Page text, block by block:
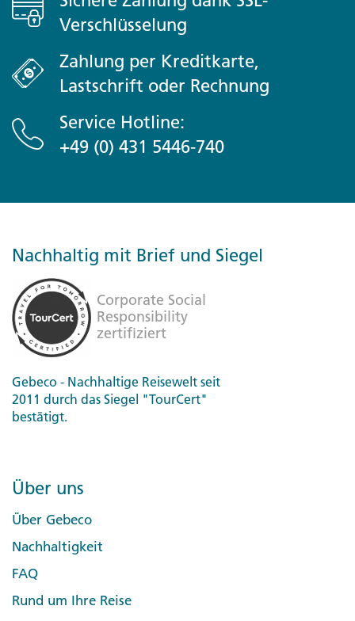
Verschlüsselung
Zahlung per Kreditkarte,
Lastschrift oder Rechnung
Service Hotline:
+49 (0) 431 5446-740
Nachhaltig mit Brief und Siegel
Gebeco - Nachhaltige Reisewelt seit
2011 durch das Siegel "TourCert"
bestätigt.
Über uns
Über Gebeco
Nachhaltigkeit
FAQ
Rund um Ihre Reise